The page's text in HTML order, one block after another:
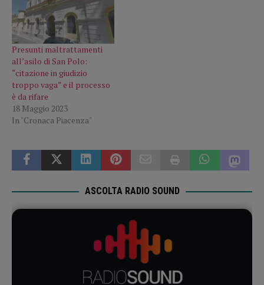
Presunti maltrattamenti
all’asilo di San Polo:
“citazione in giudizio
troppo vaga” e il processo
è da rifare
18 Maggio 2023
In "Cronaca Piacenza"
ASCOLTA RADIO SOUND